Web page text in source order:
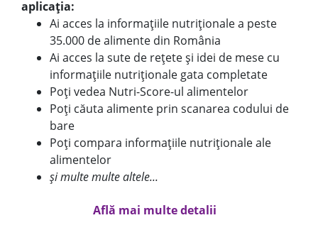
aplicația:
Ai acces la informațiile nutriționale a peste
35.000 de alimente din România
Ai acces la sute de rețete și idei de mese cu
informațiile nutriționale gata completate
Poți vedea Nutri-Score-ul alimentelor
Poți căuta alimente prin scanarea codului de
bare
Poți compara informațiile nutriționale ale
alimentelor
și multe multe altele...
Află mai multe detalii